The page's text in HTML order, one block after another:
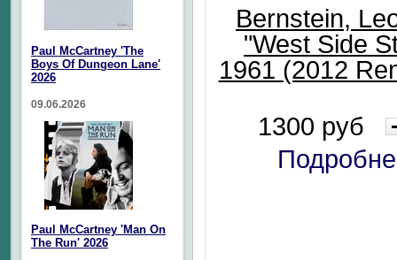
Bernstein,
"West Side
1961 (2012
1300 руб
Paul McCartney 'The
Boys Of Dungeon Lane'
2026
09.06.2026
Paul McCartney 'Man On
The Run' 2026